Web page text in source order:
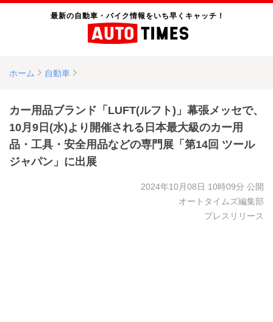
最新の自動車・バイク情報をいち早くキャッチ！
ホーム 自動車
カー用品ブランド「LUFT(ルフト)」幕張メッセで、
10月9日(水)より開催される日本最大級のカー用
品・工具・安全用品などの専門展「第14回 ツール
ジャパン」に出展
2024年10月08日 10時09分 公開
オートタイムズ編集部
プレスリリース